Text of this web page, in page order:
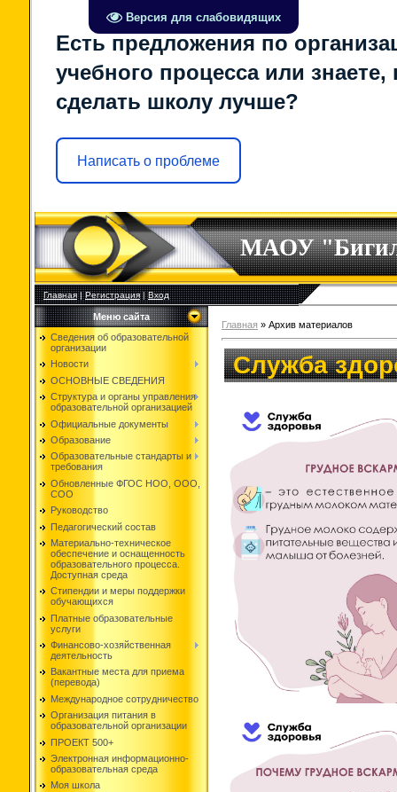
Версия для слабовидящих
Есть предложения по
учебного процесса или знаете,
сделать школу лучше?
Написать о проблеме
МАОУ
Главная|Регистрация|Вход
Меню сайта
Сведения об образовательной
организации
Новости
ОСНОВНЫЕ СВЕДЕНИЯ
Структура и органы управления
образовательной организацией
Официальные документы
Образование
Образовательные стандарты и
требования
Обновленные ФГОС НОО, ООО,
СОО
Руководство
Педагогический состав
Материально-техническое
обеспечение и оснащенность
образовательного процесса.
Доступная среда
Стипендии и меры поддержки
обучающихся
Платные образовательные
услуги
Финансово-хозяйственная
деятельность
Вакантные места для приема
(перевода)
Международное сотрудничество
Организация питания в
образовательной организации
ПРОЕКТ 500+
Электронная информационно-
образовательная среда
Моя школа
Главная » Архив материалов
Служба